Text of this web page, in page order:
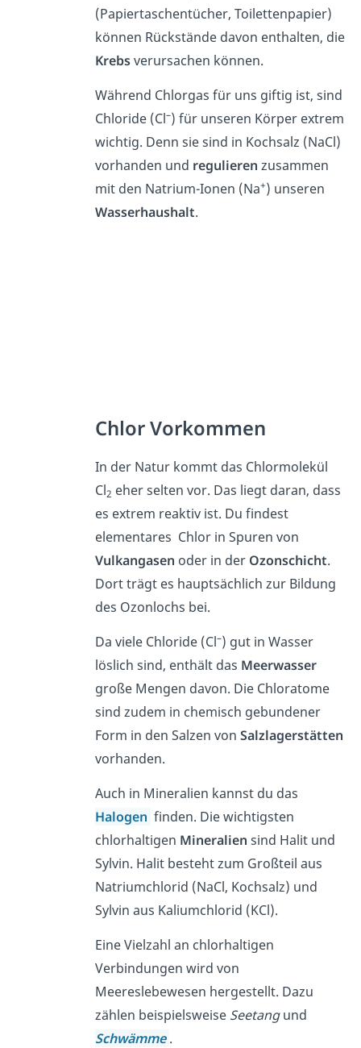
(Papiertaschentücher, Toilettenpapier)
können Rückstände davon enthalten, die
Krebsverursachen können.
Während Chlorgas für uns giftig ist, sind
Chloride (Cl–) für unseren Körper extrem
wichtig. Denn sie sind in Kochsalz (NaCl)
vorhanden und regulieren zusammen
mit den Natrium-Ionen (Na+) unseren
Wasserhaushalt.
Chlor Vorkommen
In der Natur kommt das Chlormolekül
Cl2 eher selten vor. Das liegt daran, dass
es extrem reaktiv ist. Du findest
elementares Chlor in Spuren von
Vulkangasen oder in der Ozonschicht.
Dort trägt es hauptsächlich zur Bildung
des Ozonlochs bei.
Da viele Chloride (Cl–) gut in Wasser
löslich sind, enthält das Meerwasser
große Mengen davon. Die Chloratome
sind zudem in chemisch gebundener
Form in den Salzen von Salzlagerstätten
vorhanden.
Auch in Mineralien kannst du das
Halogen finden. Die wichtigsten
chlorhaltigen Mineralien sind Halit und
Sylvin. Halit besteht zum Großteil aus
Natriumchlorid (NaCl, Kochsalz) und
Sylvin aus Kaliumchlorid (KCl).
Eine Vielzahl an chlorhaltigen
Verbindungen wird von
Meereslebewesen hergestellt. Dazu
zählen beispielsweiseSeetangund
Schwämme.